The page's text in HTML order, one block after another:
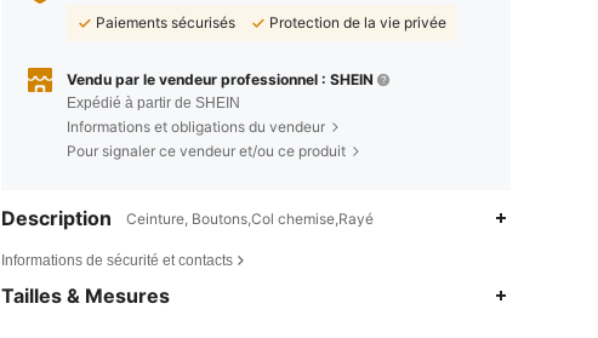
Paiements sécurisés
Protection de la vie privée
Vendu par le vendeur professionnel : SHEIN
Expédié à partir de SHEIN
Informations et obligations du vendeur
Pour signaler ce vendeur et/ou ce produit
Description Ceinture, Boutons,Col chemise,Rayé
Informations de sécurité et contacts
Tailles & Mesures